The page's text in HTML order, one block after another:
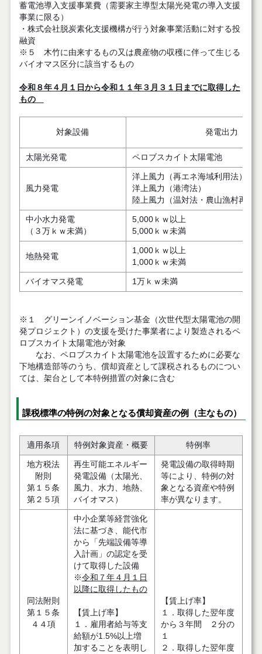
蓄電池導入支援事業費（需要家主導型太陽光発電の導入支援
事業に限る）
・株式会社脱炭素化支援機構が行う対象事業活動に対する投
融資
※５ 木竹に由来するもの又は農産物の収穫に伴って生じる
バイオマス区分に該当するもの
令和８年４月１日から令和１１年３月３１日までに取得した
もの
対象設備 発電出力
太陽光発電 ペロブスカイト太陽電池
風力発電
洋上風力（再エネ海域利用法）
洋上風力（港湾法）
陸上風力（温対法・農山漁村再エ
中小水力発電
（３万ｋｗ未満）
5,000ｋｗ以上
5,000ｋｗ未満
地熱発電
1,000ｋｗ以上
1,000ｋｗ未満
バイオマス発電 1万ｋｗ未満
※１ グリーンイノベーション基金（次世代型太陽電池の開
発プロジェクト）の支援を受けた事業者により製造されるペ
ロブスカイト太陽電池が対象
なお、ペロブスカイト太陽電池を設置するために必要な
下地構造部等のうち、償却資産として課税されるものについ
ては、架台として本特例措置の対象に含む
課税標準の特例の対象となる償却資産の例（主なもの）
適用条項 特例対象資産・概要 特例率
地方税法
附則
第１５条
第２５項
再生可能エネルギー
発電設備（太陽光、
風力、水力、地熱、
バイオマス）
発電設備の取得時期
等により、特例の対
象となる資産や特例
率が異なります。
同法附則
第１５条
４４項
中小企業等経営強化
法に基づき、能代市
から「先端設備等導
入計画」の認定を受
けて取得した設備
※令和７年４月１日
以降に取得したもの
【賃上げ率】
１．雇用者給与等支
給額が1.5%以上増
加することを表明し
【賃上げ率】
１．取得した翌年度
から３年間 ２分の
１
２．取得した翌年度